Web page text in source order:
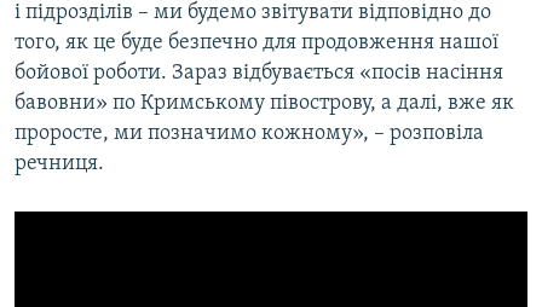
і підрозділів – ми будемо звітувати відповідно до
того, як це буде безпечно для продовження нашої
бойової роботи. Зараз відбувається «посів насіння
бавовни» по Кримському півострову, а далі, вже як
проросте, ми позначимо кожному», – розповіла
речниця.